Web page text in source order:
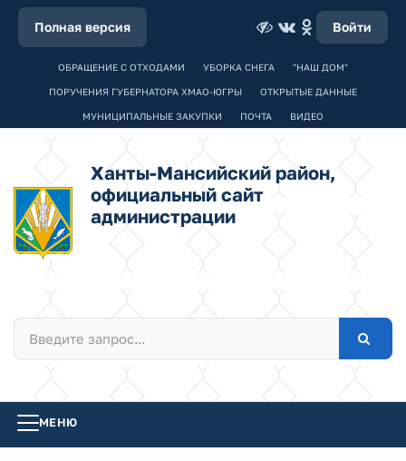
Полная версия Войти
ОБРАЩЕНИЕ С ОТХОДАМИ УБОРКА СНЕГА "НАШ ДОМ"
ПОРУЧЕНИЯ ГУБЕРНАТОРА ХМАО-ЮГРЫ ОТКРЫТЫЕ ДАННЫЕ
МУНИЦИПАЛЬНЫЕ ЗАКУПКИ ПОЧТА ВИДЕО
Ханты-Мансийский район,
официальный сайт
администрации
МЕНЮ